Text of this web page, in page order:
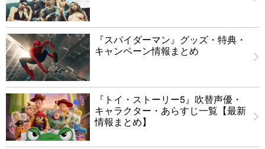
『スパイダーマン』グッズ・特典・
キャンペーン情報まとめ
『トイ・ストーリー5』吹替声優・
キャラクター・あらすじ一覧【最新
情報まとめ】